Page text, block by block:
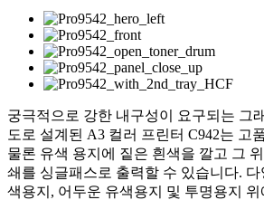
궁극적으로 강한 내구성이 요구되는 그
도로 설계된 A3 컬러 프린터 C942는 고
물론 유색 용지에 짙은 흰색을 깔고 그
쇄를 싱글패스로 출력할 수 있습니다.
색용지, 어두운 유색용지 및 투명용지